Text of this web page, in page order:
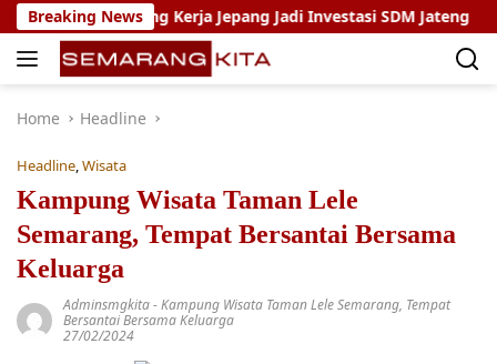
Skip
to
content
Breaking News
Magang Kerja Jepang Jadi Investasi SDM Jateng
Home Headline
Headline,Wisata
Kampung Wisata Taman Lele
Semarang, Tempat Bersantai Bersama
Keluarga
Adminsmgkita-Kampung Wisata Taman Lele Semarang, Tempat
Bersantai Bersama Keluarga
27/02/2024